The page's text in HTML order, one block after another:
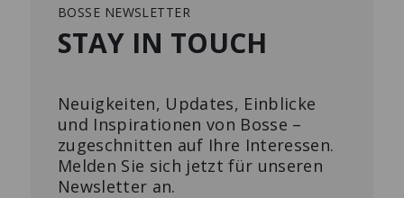
BOSSE NEWSLETTER
STAY IN TOUCH
Neuigkeiten, Updates, Einblicke
und Inspirationen von Bosse –
zugeschnitten auf Ihre Interessen.
Melden Sie sich jetzt für unseren
Newsletter an.